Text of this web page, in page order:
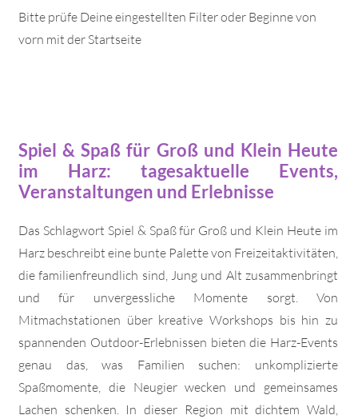
Bitte prüfe Deine eingestellten Filter oder Beginne von
vorn mit der Startseite
Spiel & Spaß für Groß und Klein Heute
im Harz: tagesaktuelle Events,
Veranstaltungen und Erlebnisse
Das Schlagwort Spiel & Spaß für Groß und Klein Heute im
Harz beschreibt eine bunte Palette von Freizeitaktivitäten,
die familienfreundlich sind, Jung und Alt zusammenbringt
und für unvergessliche Momente sorgt. Von
Mitmachstationen über kreative Workshops bis hin zu
spannenden Outdoor-Erlebnissen bieten die Harz-Events
genau das, was Familien suchen: unkomplizierte
Spaßmomente, die Neugier wecken und gemeinsames
Lachen schenken. In dieser Region mit dichtem Wald,